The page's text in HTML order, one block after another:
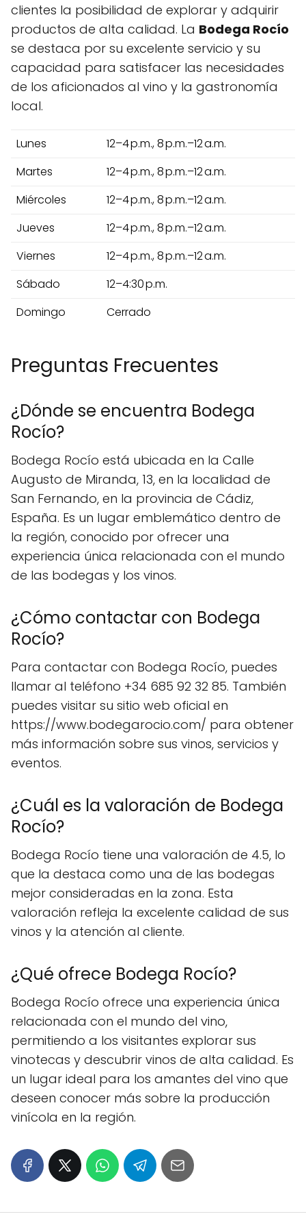
clientes la posibilidad de explorar y adquirir
productos de alta calidad. La Bodega Rocío
se destaca por su excelente servicio y su
capacidad para satisfacer las necesidades
de los aficionados al vino y la gastronomía
local.
Lunes
12–4 p.m., 8 p.m.–12 a.m.
Martes
12–4 p.m., 8 p.m.–12 a.m.
Miércoles
12–4 p.m., 8 p.m.–12 a.m.
Jueves
12–4 p.m., 8 p.m.–12 a.m.
Viernes
12–4 p.m., 8 p.m.–12 a.m.
Sábado
12–4:30 p.m.
Domingo
Cerrado
Preguntas Frecuentes
¿Dónde se encuentra Bodega
Rocío?
Bodega Rocío está ubicada en la Calle
Augusto de Miranda, 13, en la localidad de
San Fernando, en la provincia de Cádiz,
España. Es un lugar emblemático dentro de
la región, conocido por ofrecer una
experiencia única relacionada con el mundo
de las bodegas y los vinos.
¿Cómo contactar con Bodega
Rocío?
Para contactar con Bodega Rocío, puedes
llamar al teléfono +34 685 92 32 85. También
puedes visitar su sitio web oficial en
https://www.bodegarocio.com/ para obtener
más información sobre sus vinos, servicios y
eventos.
¿Cuál es la valoración de Bodega
Rocío?
Bodega Rocío tiene una valoración de 4.5, lo
que la destaca como una de las bodegas
mejor consideradas en la zona. Esta
valoración refleja la excelente calidad de sus
vinos y la atención al cliente.
¿Qué ofrece Bodega Rocío?
Bodega Rocío ofrece una experiencia única
relacionada con el mundo del vino,
permitiendo a los visitantes explorar sus
vinotecas y descubrir vinos de alta calidad. Es
un lugar ideal para los amantes del vino que
deseen conocer más sobre la producción
vinícola en la región.